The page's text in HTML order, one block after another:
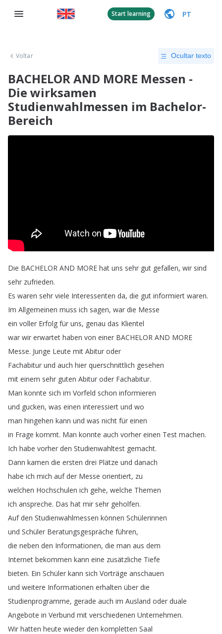
Start learning PT
Voltar Ocultar texto
BACHELOR AND MORE Messen -
Die wirksamen
Studienwahlmessen im Bachelor-
Bereich
Die BACHELOR AND MORE hat uns sehr gut gefallen, wir sind
sehr zufrieden.
Es waren sehr viele Interessenten da, die gut informiert waren.
Im Allgemeinen muss ich sagen, war die Messe
ein voller Erfolg für uns, genau das Klientel
war wir erwartet haben von einer BACHELOR AND MORE
Messe. Junge Leute mit Abitur oder
Fachabitur und auch hier querschnittlich gesehen
mit einem sehr guten Abitur oder Fachabitur.
Man konnte sich im Vorfeld schon informieren
und gucken, was einen interessiert und wo
man hingehen kann und was nicht für einen
in Frage kommt. Man konnte auch vorher einen Test machen.
Ich habe vorher den Studienwahltest gemacht.
Dann kamen die ersten drei Plätze und danach
habe ich mich auf der Messe orientiert, zu
welchen Hochschulen ich gehe, welche Themen
ich anspreche. Das hat mir sehr geholfen.
Auf den Studienwahlmessen können Schülerinnen
und Schüler Beratungsgespräche führen,
die neben den Informationen, die man aus dem
Internet bekommen kann eine zusätzliche Tiefe
bieten. Ein Schüler kann sich Vorträge anschauen
und weitere Informationen erhalten über die
Studienprogramme, gerade auch im Ausland oder duale
Angebote in Verbund mit verschiedenen Unternehmen.
Wir hatten heute wieder den kompletten Saal